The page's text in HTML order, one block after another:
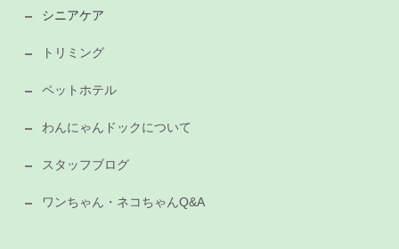
シニアケア
トリミング
ペットホテル
わんにゃんドックについて
スタッフブログ
ワンちゃん・ネコちゃんQ&A